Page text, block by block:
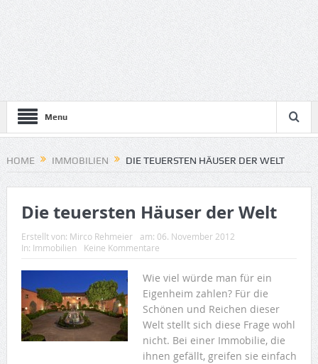
Menu
HOME IMMOBILIEN DIE TEUERSTEN HÄUSER DER WELT
Die teuersten Häuser der Welt
Erstellt von: Mirco Rehmeier am: 06. November 2012
In: Immobilien Keine Kommentare
Wie viel würde man für ein
Eigenheim zahlen? Für die
Schönen und Reichen dieser
Welt stellt sich diese Frage wohl
nicht. Bei einer Immobilie, die
ihnen gefällt, greifen sie einfach